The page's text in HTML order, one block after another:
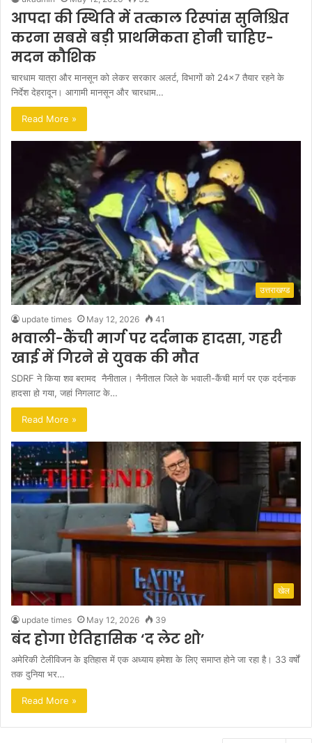
आपदा की स्थिति में तत्काल रिस्पांस सुनिश्चित
करना सबसे बड़ी प्राथमिकता होनी चाहिए-
मदन कौशिक
चारधाम यात्रा और मानसून को लेकर सरकार अलर्ट, विभागों को 24×7 तैयार रहने के
निर्देश देहरादून। आगामी मानसून और चारधाम…
Read More »
उत्तराखण्ड
update times May 12, 2026 41
भवाली-कैंची मार्ग पर दर्दनाक हादसा, गहरी
खाई में गिरने से युवक की मौत
SDRF ने किया शव बरामद नैनीताल। नैनीताल जिले के भवाली-कैंची मार्ग पर एक दर्दनाक
हादसा हो गया, जहां निगलाट के…
Read More »
खेल
update times May 12, 2026 39
बंद होगा ऐतिहासिक ‘द लेट शो’
अमेरिकी टेलीविजन के इतिहास में एक अध्याय हमेशा के लिए समाप्त होने जा रहा है। 33 वर्षों
तक दुनिया भर…
Read More »